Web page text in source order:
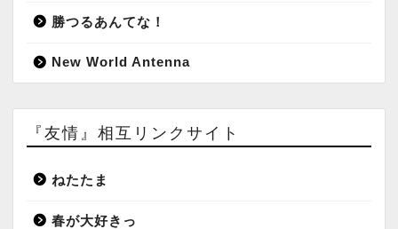
勝つるあんてな！
New World Antenna
『友情』相互リンクサイト
ねたたま
春が大好きっ